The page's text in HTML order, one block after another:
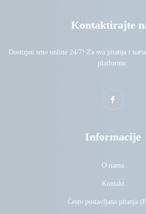
Kontaktirajte
Dostupni smo online 24/7! Za sva pitanja i
platformu.
Informacije
O nama
Kontakt
Često postavljana pitanja